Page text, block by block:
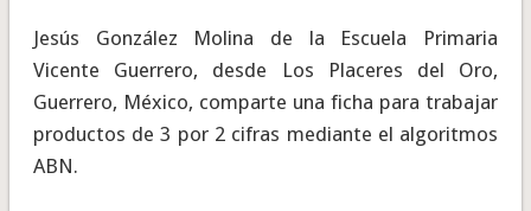
Jesús González Molina de la Escuela Primaria
Vicente Guerrero, desde Los Placeres del Oro,
Guerrero, México, comparte una ficha para trabajar
productos de 3 por 2 cifras mediante el algoritmos
ABN.